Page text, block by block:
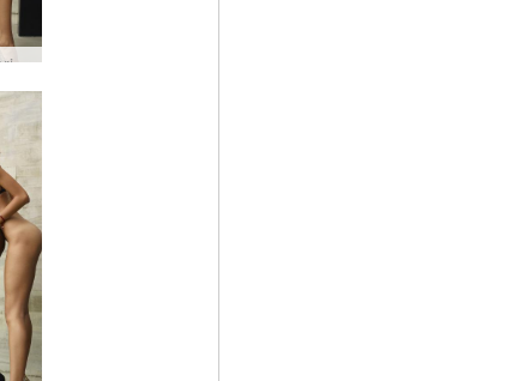
Alya og Valerie attraksjon #10